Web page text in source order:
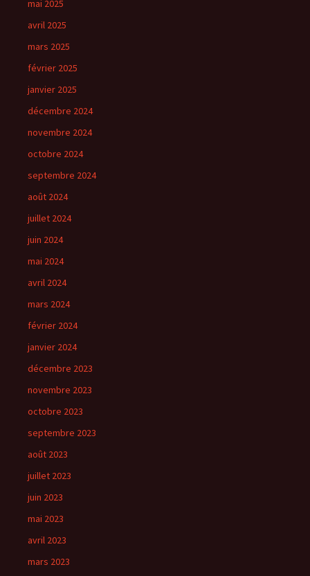
mai 2025
avril 2025
mars 2025
février 2025
janvier 2025
décembre 2024
novembre 2024
octobre 2024
septembre 2024
août 2024
juillet 2024
juin 2024
mai 2024
avril 2024
mars 2024
février 2024
janvier 2024
décembre 2023
novembre 2023
octobre 2023
septembre 2023
août 2023
juillet 2023
juin 2023
mai 2023
avril 2023
mars 2023